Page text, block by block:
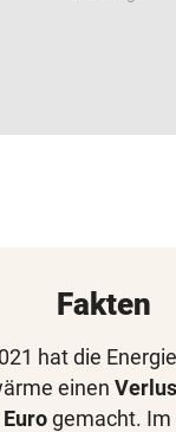
Fakten
hat die
einen
gemacht.